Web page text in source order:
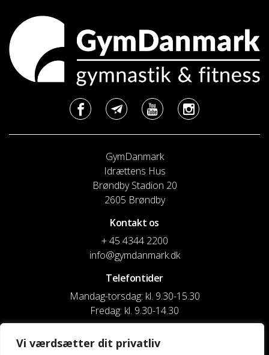
Vi værdsætter dit privatliv
GymDanmark
Idrættens Hus
Brøndby Stadion 20
2605 Brøndby
Kontakt os
+ 45 4344 2200
info@gymdanmark.dk
Telefontider
Mandag-torsdag: kl. 9.30-15.30
Fredag: kl. 9.30-14.30
CVR nr. 20916818